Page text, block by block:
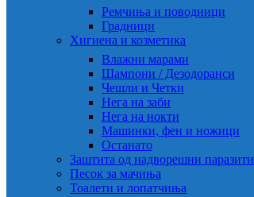
Ремчиња и поводници
Градници
Хигиена и козметика
Влажни марами
Шампони / Дезодоранси
Чешли и Четки
Нега на заби
Нега на нокти
Машинки, фен и ножици
Останато
Заштита од надворешни паразити
Песок за мачиња
Тоалети и лопатчиња